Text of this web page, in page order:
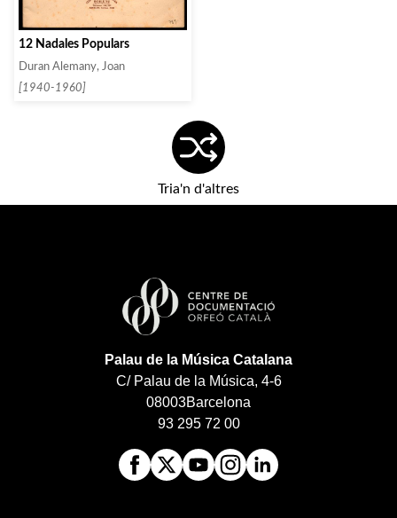
12 Nadales Populars
Duran Alemany, Joan
[1940-1960]
Tria'n d'altres
Palau de la Música Catalana
C/ Palau de la Música, 4-6
08003Barcelona
93 295 72 00